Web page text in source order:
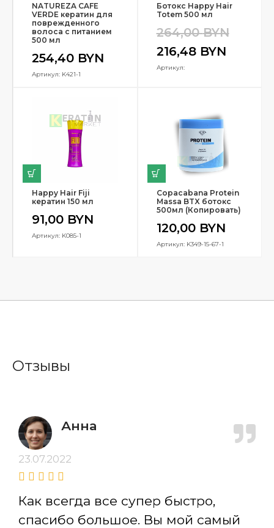
NATUREZA CAFE
VERDE кератин для
поврежденного
волоса с питанием
500 мл
254,40 BYN
Артикул: K421-1
Ботокс Happy Hair
Totem 500 мл
264,00BYN
216,48 BYN
Артикул:
Happy Hair Fiji
кератин 150 мл
91,00 BYN
Артикул: K085-1
Copacabana Protein
Massa BTX ботокс
500мл (Копировать)
120,00 BYN
Артикул: K349-15-67-1
Отзывы
Анна
23.07.2022
Как всегда все супер быстро,
спасибо большое. Вы мой самый